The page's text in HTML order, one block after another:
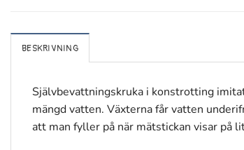
BESKRIVNING
Självbevattningskruka i konstrotting
mängd vatten. Växterna får vatten
att man fyller på när mätstickan visar på